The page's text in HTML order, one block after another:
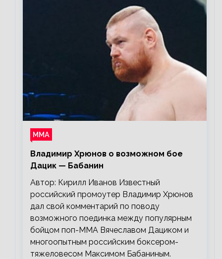
ММА
Владимир Хрюнов о возможном бое
Дацик — Бабанин
Автор: Кирилл Иванов Известный
российский промоутер Владимир Хрюнов
дал свой комментарий по поводу
возможного поединка между популярным
бойцом поп-ММА Вячеславом Дациком и
многоопытным российским боксером-
тяжеловесом Максимом Бабаниным.